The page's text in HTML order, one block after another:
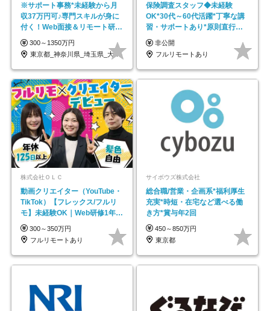
※サポート事務*未経験から月
収37万円可♪専門スキルが身に
付く！Web面接＆リモート研修
も充実♪/a
300～1350万円
東京都_神奈川県_埼玉県_大阪府_愛知県…
保険調査スタッフ◆未経験
OK*30代～60代活躍*丁寧な講
習・サポートあり*原則直行直
帰／全国募集・業務委託
非公開
フルリモートあり
株式会社ＯＬＣ
動画クリエイター（YouTube・
TikTok）【フレックス/フルリ
モ】未経験OK｜Web研修1年間
｜副業OK
300～350万円
フルリモートあり
サイボウズ株式会社
総合職/営業・企画系*福利厚生
充実*時短・在宅など選べる働
き方*賞与年2回
450～850万円
東京都